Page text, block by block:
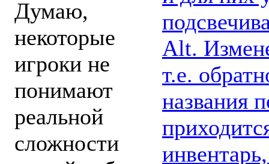
Думаю,
некоторые
игроки не
понимают
реальной
сложности
Alt.
т.е.
названия